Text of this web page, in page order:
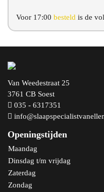
Voor 17:00 besteld is de
Van Weedestraat 25
3761 CB Soest
035 - 6317351
Openingstijden
Maandag
Dinsdag t/m vrijdag
Zaterdag
Zondag